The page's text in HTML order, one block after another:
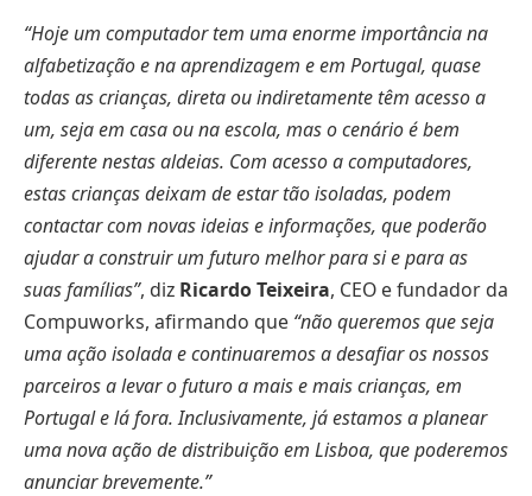
“Hoje um computador tem uma enorme importância na
alfabetização e na aprendizagem e em Portugal, quase
todas as crianças, direta ou indiretamente têm acesso a
um, seja em casa ou na escola, mas o cenário é bem
diferente nestas aldeias. Com acesso a computadores,
estas crianças deixam de estar tão isoladas, podem
contactar com novas ideias e informações, que poderão
ajudar a construir um futuro melhor para si e para as
suas famílias”, diz Ricardo Teixeira, CEO e fundador da
Compuworks, afirmando que “não queremos que seja
uma ação isolada e continuaremos a desafiar os nossos
parceiros a levar o futuro a mais e mais crianças, em
Portugal e lá fora. Inclusivamente, já estamos a planear
uma nova ação de distribuição em Lisboa, que poderemos
anunciar brevemente.”